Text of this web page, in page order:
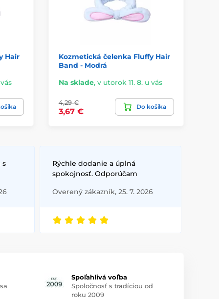
Hair
Kozmetická čelenka Fluffy Hair
Band - Modrá
Na sklade, v utorok 11. 8. u vás
4,29 €
3,67 €
Do košíka
s
Rýchle dodanie a úplná
spokojnosť. Odporúčam
Overený zákazník, 25. 7. 2026
Spoľahlivá voľba
Spoločnosť s tradíciou od
roku 2009